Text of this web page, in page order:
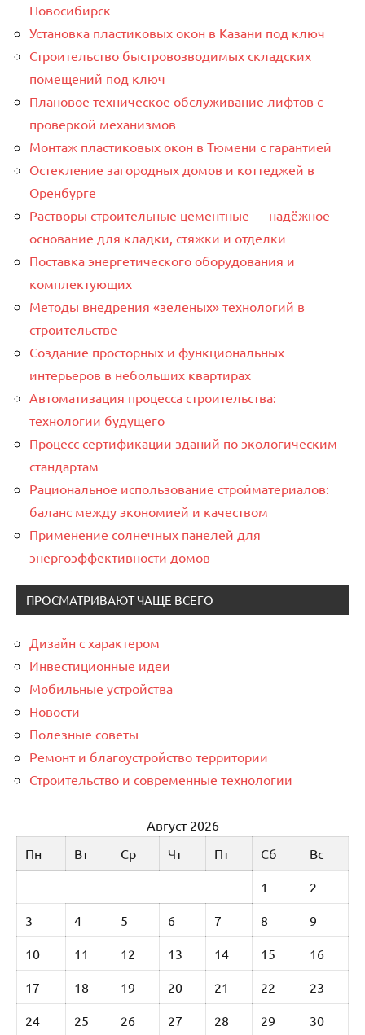
Новосибирск
Установка пластиковых окон в Казани под ключ
Строительство быстровозводимых складских
помещений под ключ
Плановое техническое обслуживание лифтов с
проверкой механизмов
Монтаж пластиковых окон в Тюмени с гарантией
Остекление загородных домов и коттеджей в
Оренбурге
Растворы строительные цементные — надёжное
основание для кладки, стяжки и отделки
Поставка энергетического оборудования и
комплектующих
Методы внедрения «зеленых» технологий в
строительстве
Создание просторных и функциональных
интерьеров в небольших квартирах
Автоматизация процесса строительства:
технологии будущего
Процесс сертификации зданий по экологическим
стандартам
Рациональное использование стройматериалов:
баланс между экономией и качеством
Применение солнечных панелей для
энергоэффективности домов
ПРОСМАТРИВАЮТ ЧАЩЕ ВСЕГО
Дизайн с характером
Инвестиционные идеи
Мобильные устройства
Новости
Полезные советы
Ремонт и благоустройство территории
Строительство и современные технологии
Август 2026
Пн
Вт Ср Чт Пт Сб Вс
1 2
3 4 5 6 7 8 9
10 11 12 13 14 15 16
17 18 19 20 21 22 23
24 25 26 27 28 29 30